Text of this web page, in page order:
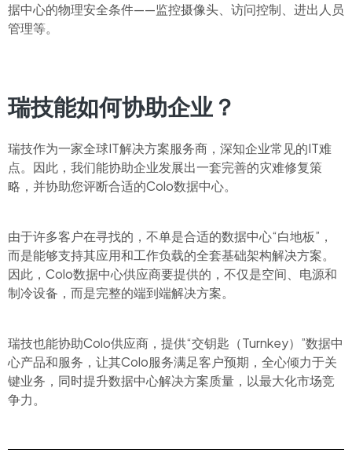
据中心的物理安全条件——监控摄像头、访问控制、进出人员
管理等。
瑞技能如何协助企业？
瑞技作为一家全球IT解决方案服务商，深知企业常见的IT难
点。因此，我们能协助企业发展出一套完善的灾难修复策
略，并协助您评断合适的Colo数据中心。
由于许多客户在寻找的，不单是合适的数据中心“白地板”，
而是能够支持其应用和工作负载的全套基础架构解决方案。
因此，Colo数据中心供应商要提供的，不仅是空间、电源和
制冷设备，而是完整的端到端解决方案。
瑞技也能协助Colo供应商，提供“交钥匙（Turnkey）”数据中
心产品和服务，让其Colo服务满足客户预期，全心倾力于关
键业务，同时提升数据中心解决方案质量，以最大化市场竞
争力。